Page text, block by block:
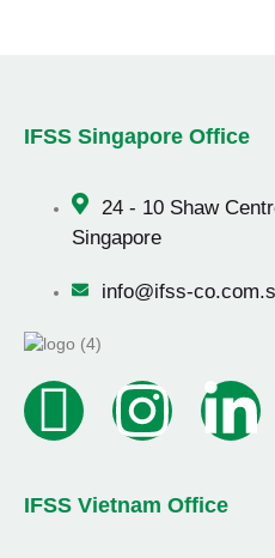
IFSS Singapore Office
24 - 10 Shaw
Singapore
info@ifss-
IFSS Vietnam Office